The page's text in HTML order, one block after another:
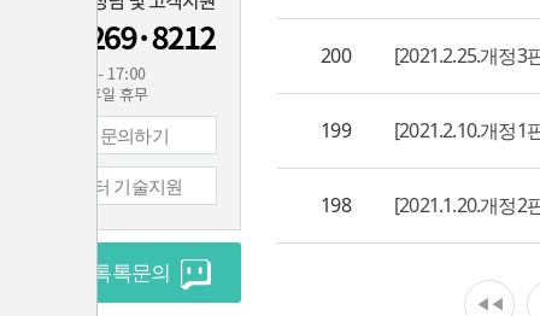
1:1 문의하기
컴퓨터 기술지원
실시간 톡톡문의
200 [2021.2.25.개정3
199 [2021.2.10.개정1
198 [2021.1.20.개정2
◀◀